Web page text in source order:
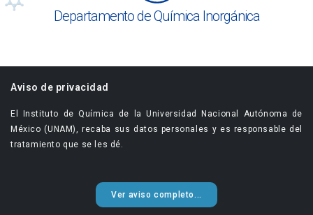
Departamento de Química Inorgánica
Aviso de privacidad
El Instituto de Química de la Universidad Nacional Autónoma de
México (UNAM), recaba sus datos personales y es responsable del
tratamiento que se les dé.
Ver aviso completo...